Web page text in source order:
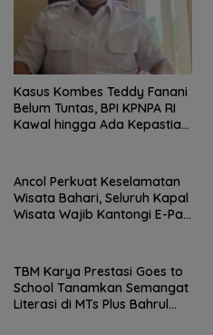
Kasus Kombes Teddy Fanani
Belum Tuntas, BPI KPNPA RI
Kawal hingga Ada Kepastian
Ancol Perkuat Keselamatan
Wisata Bahari, Seluruh Kapal
Wisata Wajib Kantongi E-Pas
TBM Karya Prestasi Goes to
School Tanamkan Semangat
Literasi di MTs Plus Bahrul